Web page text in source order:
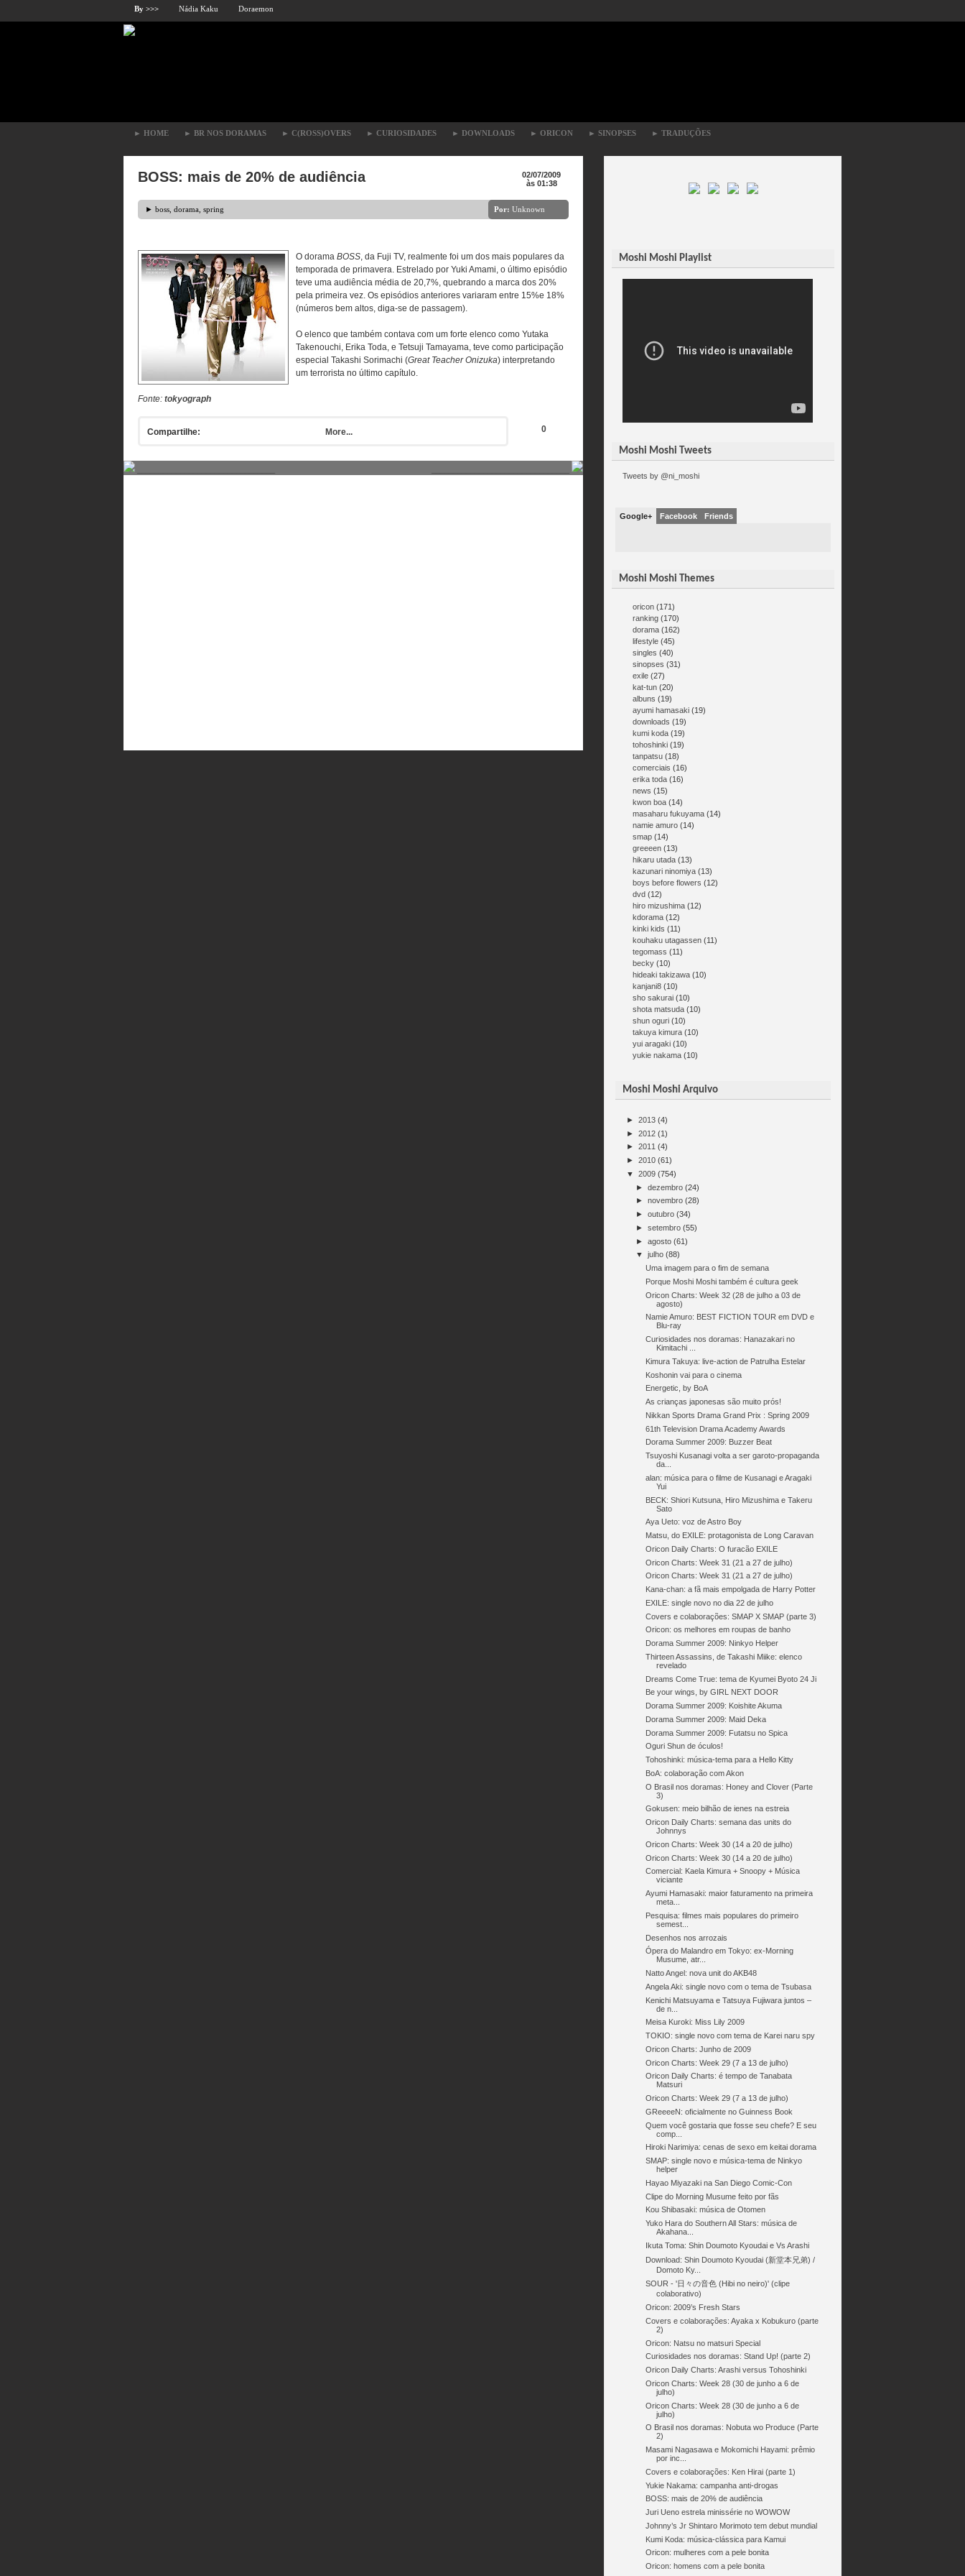
By >>> Nádia Kaku Doraemon
► HOME ► BR NOS DORAMAS ► C(ROSS)OVERS ► CURIOSIDADES ► DOWNLOADS ► ORICON ► SINOPSES ► TRADUÇÕES
BOSS: mais de 20% de audiência
02/07/2009
às 01:38
► boss dorama spring Por: Unknown
O dorama BOSS, da Fuji TV, realmente foi um dos mais populares da
temporada de primavera. Estrelado por Yuki Amami, o último episódio
teve uma audiência média de 20,7%, quebrando a marca dos 20%
pela primeira vez. Os episódios anteriores variaram entre 15%e 18%
(números bem altos, diga-se de passagem).
O elenco que também contava com um forte elenco como Yutaka
Takenouchi, Erika Toda, e Tetsuji Tamayama, teve como participação
especial Takashi Sorimachi (Great Teacher Onizuka) interpretando
um terrorista no último capítulo.
Fonte: tokyograph
Compartilhe: More... 0
Moshi Moshi Playlist
Moshi Moshi Tweets
Tweets by @ni_moshi
Google+ Facebook Friends
Moshi Moshi Themes
oricon (171)
ranking (170)
dorama (162)
lifestyle (45)
singles (40)
sinopses (31)
exile (27)
kat-tun (20)
albuns (19)
ayumi hamasaki (19)
downloads (19)
kumi koda (19)
tohoshinki (19)
tanpatsu (18)
comerciais (16)
erika toda (16)
news (15)
kwon boa (14)
masaharu fukuyama (14)
namie amuro (14)
smap (14)
greeeen (13)
hikaru utada (13)
kazunari ninomiya (13)
boys before flowers (12)
dvd (12)
hiro mizushima (12)
kdorama (12)
kinki kids (11)
kouhaku utagassen (11)
tegomass (11)
becky (10)
hideaki takizawa (10)
kanjani8 (10)
sho sakurai (10)
shota matsuda (10)
shun oguri (10)
takuya kimura (10)
yui aragaki (10)
yukie nakama (10)
Moshi Moshi Arquivo
► 2013 (4)
► 2012 (1)
► 2011 (4)
► 2010 (61)
▼ 2009 (754)
►dezembro (24)
►novembro (28)
►outubro (34)
►setembro (55)
►agosto (61)
▼julho (88)
Uma imagem para o fim de semana
Porque Moshi Moshi também é cultura geek
Oricon Charts: Week 32 (28 de julho a 03 de
agosto)
Namie Amuro: BEST FICTION TOUR em DVD e
Blu-ray
Curiosidades nos doramas: Hanazakari no
Kimitachi ...
Kimura Takuya: live-action de Patrulha Estelar
Koshonin vai para o cinema
Energetic, by BoA
As crianças japonesas são muito prós!
Nikkan Sports Drama Grand Prix : Spring 2009
61th Television Drama Academy Awards
Dorama Summer 2009: Buzzer Beat
Tsuyoshi Kusanagi volta a ser garoto-propaganda
da...
alan: música para o filme de Kusanagi e Aragaki
Yui
BECK: Shiori Kutsuna, Hiro Mizushima e Takeru
Sato
Aya Ueto: voz de Astro Boy
Matsu, do EXILE: protagonista de Long Caravan
Oricon Daily Charts: O furacão EXILE
Oricon Charts: Week 31 (21 a 27 de julho)
Oricon Charts: Week 31 (21 a 27 de julho)
Kana-chan: a fã mais empolgada de Harry Potter
EXILE: single novo no dia 22 de julho
Covers e colaborações: SMAP X SMAP (parte 3)
Oricon: os melhores em roupas de banho
Dorama Summer 2009: Ninkyo Helper
Thirteen Assassins, de Takashi Miike: elenco
revelado
Dreams Come True: tema de Kyumei Byoto 24 Ji
Be your wings, by GIRL NEXT DOOR
Dorama Summer 2009: Koishite Akuma
Dorama Summer 2009: Maid Deka
Dorama Summer 2009: Futatsu no Spica
Oguri Shun de óculos!
Tohoshinki: música-tema para a Hello Kitty
BoA: colaboração com Akon
O Brasil nos doramas: Honey and Clover (Parte
3)
Gokusen: meio bilhão de ienes na estreia
Oricon Daily Charts: semana das units do
Johnnys
Oricon Charts: Week 30 (14 a 20 de julho)
Oricon Charts: Week 30 (14 a 20 de julho)
Comercial: Kaela Kimura + Snoopy + Música
viciante
Ayumi Hamasaki: maior faturamento na primeira
meta...
Pesquisa: filmes mais populares do primeiro
semest...
Desenhos nos arrozais
Ópera do Malandro em Tokyo: ex-Morning
Musume, atr...
Natto Angel: nova unit do AKB48
Angela Aki: single novo com o tema de Tsubasa
Kenichi Matsuyama e Tatsuya Fujiwara juntos –
de n...
Meisa Kuroki: Miss Lily 2009
TOKIO: single novo com tema de Karei naru spy
Oricon Charts: Junho de 2009
Oricon Charts: Week 29 (7 a 13 de julho)
Oricon Daily Charts: é tempo de Tanabata
Matsuri
Oricon Charts: Week 29 (7 a 13 de julho)
GReeeeN: oficialmente no Guinness Book
Quem você gostaria que fosse seu chefe? E seu
comp...
Hiroki Narimiya: cenas de sexo em keitai dorama
SMAP: single novo e música-tema de Ninkyo
helper
Hayao Miyazaki na San Diego Comic-Con
Clipe do Morning Musume feito por fãs
Kou Shibasaki: música de Otomen
Yuko Hara do Southern All Stars: música de
Akahana...
Ikuta Toma: Shin Doumoto Kyoudai e Vs Arashi
Download: Shin Doumoto Kyoudai (新堂本兄弟) /
Domoto Ky...
SOUR - '日々の音色 (Hibi no neiro)' (clipe
colaborativo)
Oricon: 2009’s Fresh Stars
Covers e colaborações: Ayaka x Kobukuro (parte
2)
Oricon: Natsu no matsuri Special
Curiosidades nos doramas: Stand Up! (parte 2)
Oricon Daily Charts: Arashi versus Tohoshinki
Oricon Charts: Week 28 (30 de junho a 6 de
julho)
Oricon Charts: Week 28 (30 de junho a 6 de
julho)
O Brasil nos doramas: Nobuta wo Produce (Parte
2)
Masami Nagasawa e Mokomichi Hayami: prêmio
por inc...
Covers e colaborações: Ken Hirai (parte 1)
Yukie Nakama: campanha anti-drogas
BOSS: mais de 20% de audiência
Juri Ueno estrela minissérie no WOWOW
Johnny’s Jr Shintaro Morimoto tem debut mundial
Kumi Koda: música-clássica para Kamui
Oricon: mulheres com a pele bonita
Oricon: homens com a pele bonita